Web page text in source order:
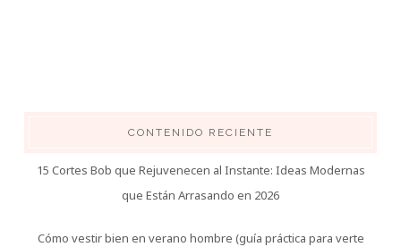
CONTENIDO RECIENTE
15 Cortes Bob que Rejuvenecen al Instante: Ideas Modernas
que Están Arrasando en 2026
Cómo vestir bien en verano hombre (guía práctica para verte